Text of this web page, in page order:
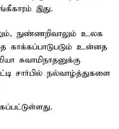
இது.
நுண்ணறிவாலும் உலக
காக்கப்பாடுபடும் உன்னத
சுவாமிநாதனுக்கு
சார்பில் நல்வாழ்த்துகளை